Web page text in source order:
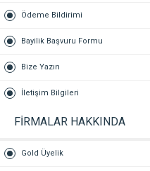
Ödeme Bildirimi
Bayilik Başvuru Formu
Bize Yazın
İletişim Bilgileri
FİRMALAR HAKKINDA
Gold Üyelik